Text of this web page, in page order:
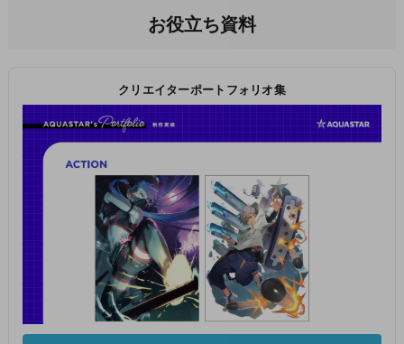
お役立ち資料
クリエイターポートフォリオ集